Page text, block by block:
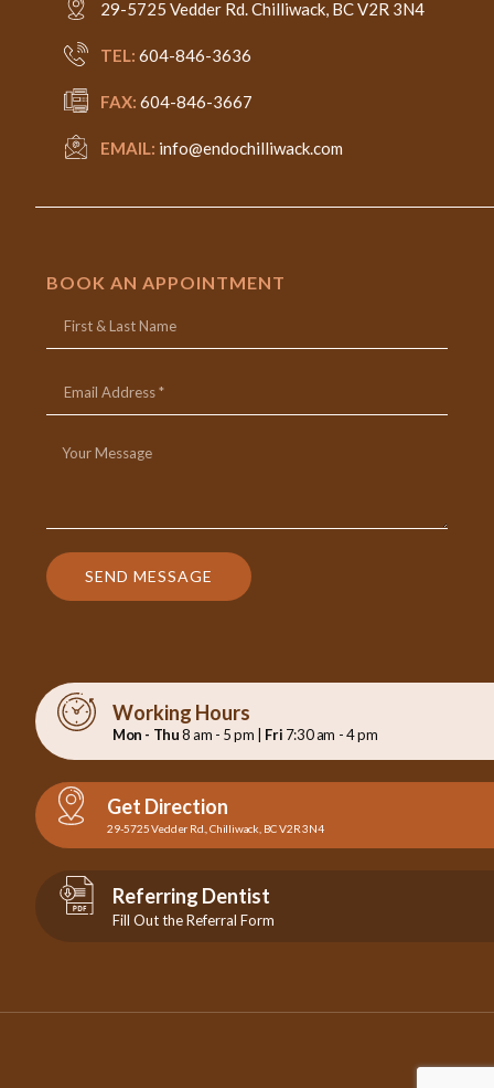
29-5725 Vedder Rd. Chilliwack, BC V2R 3N4
TEL: 604-846-3636
FAX: 604-846-3667
EMAIL: info@endochilliwack.com
BOOK AN APPOINTMENT
SEND MESSAGE
Working Hours
Mon - Thu8 am - 5 pm | Fri 7:30 am - 4 pm
Get Direction
29-5725 Vedder Rd., Chilliwack, BC V2R 3N4
Referring Dentist
Fill Out the Referral Form